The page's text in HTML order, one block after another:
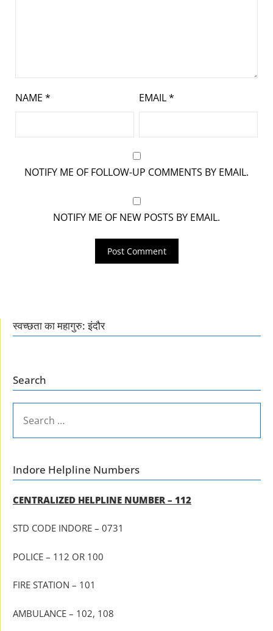
NAME * EMAIL*
NOTIFY ME OF FOLLOW-UP COMMENTS BY EMAIL.
NOTIFY ME OF NEW POSTS BY EMAIL.
स्वच्छता का महागुरु: इंदौर
Search
FOR:
Indore Helpline Numbers
CENTRALIZED HELPLINE NUMBER – 112
STD CODE INDORE – 0731
POLICE – 112 OR 100
FIRE STATION – 101
AMBULANCE – 102, 108